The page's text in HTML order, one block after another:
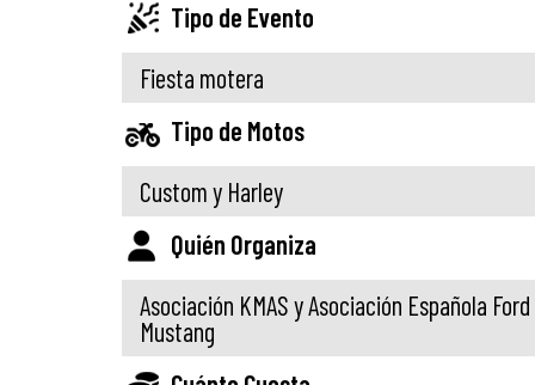
Tipo de Evento
Fiesta motera
Tipo de Motos
Custom y Harley
Quién Organiza
Asociación KMAS y Asociación Española Ford
Mustang